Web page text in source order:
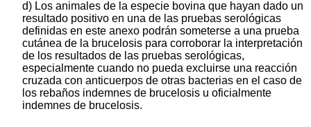
d) Los animales de la especie bovina que hayan dado un
resultado positivo en una de las pruebas serológicas
definidas en este anexo podrán someterse a una prueba
cutánea de la brucelosis para corroborar la interpretación
de los resultados de las pruebas serológicas,
especialmente cuando no pueda excluirse una reacción
cruzada con anticuerpos de otras bacterias en el caso de
los rebaños indemnes de brucelosis u oficialmente
indemnes de brucelosis.